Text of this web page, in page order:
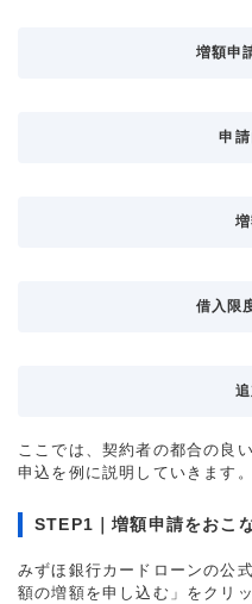
増額申
申
借入限
ここでは、契約者の都合の良
申込を例に説明していきます。
STEP1｜増額申請をおこ
みずほ銀行カードローンの公
額の増額を申し込む」をクリ